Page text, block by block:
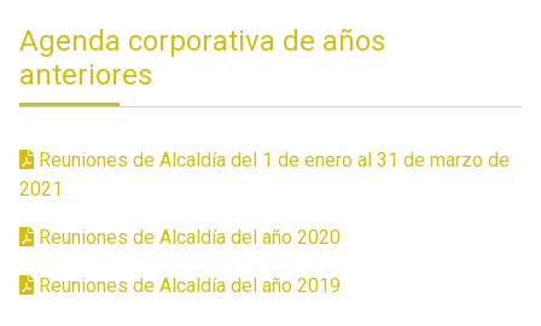
Agenda corporativa de años
anteriores
Reuniones de Alcaldía del 1 de enero al 31 de marzo de
2021
Reuniones de Alcaldía del año 2020
Reuniones de Alcaldía del año 2019